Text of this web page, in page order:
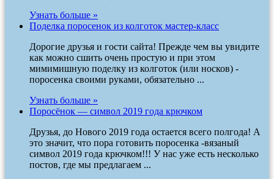
Узнать больше »
Поделка поросенок из колготок мастер-класс
Дорогие друзья и гости сайта! Прежде чем вы увидите
как можно сшить очень простую и при этом
мимимишную поделку из колготок (или носков) -
поросенка своими руками, обязательно ...
Узнать больше »
Поросёнок — символ 2019 года крючком
Друзья, до Нового 2019 года остается всего полгода! А
это значит, что пора готовить поросенка -вязаный
символ 2019 года крючком!!! У нас уже есть несколько
постов, где мы предлагаем ...